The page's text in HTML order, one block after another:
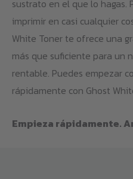
sustrato en el que lo hagas.
imprimir en casi cualquier
White Toner te ofrece una
más que suficiente para un
rentable. Puedes empezar
rápidamente con Ghost
Empieza rápidamente.